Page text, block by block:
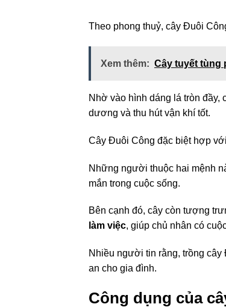
Theo phong thuỷ, cây Đuôi
Xem thêm: Cây tuyết tùng
Nhờ vào hình dáng lá tròn đầy,
dương và thu hút vận khí tốt.
Cây Đuôi Công đặc biệt hợp với
Những người thuộc hai mệnh
mắn trong cuộc sống.
Bên cạnh đó, cây còn tượng
làm việc, giúp chủ nhân có
Nhiều người tin rằng, trồng
an cho gia đình.
Công dụng của